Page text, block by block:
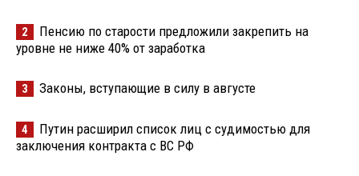
2
Пенсию по старости предложили закрепить на
уровне не ниже 40% от заработка
3 Законы, вступающие в силу в августе
4
Путин расширил список лиц с судимостью для
заключения контракта с ВС РФ